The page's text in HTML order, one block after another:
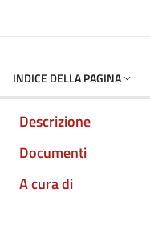
INDICE DELLA PAGINA
Descrizione
Documenti
A cura di